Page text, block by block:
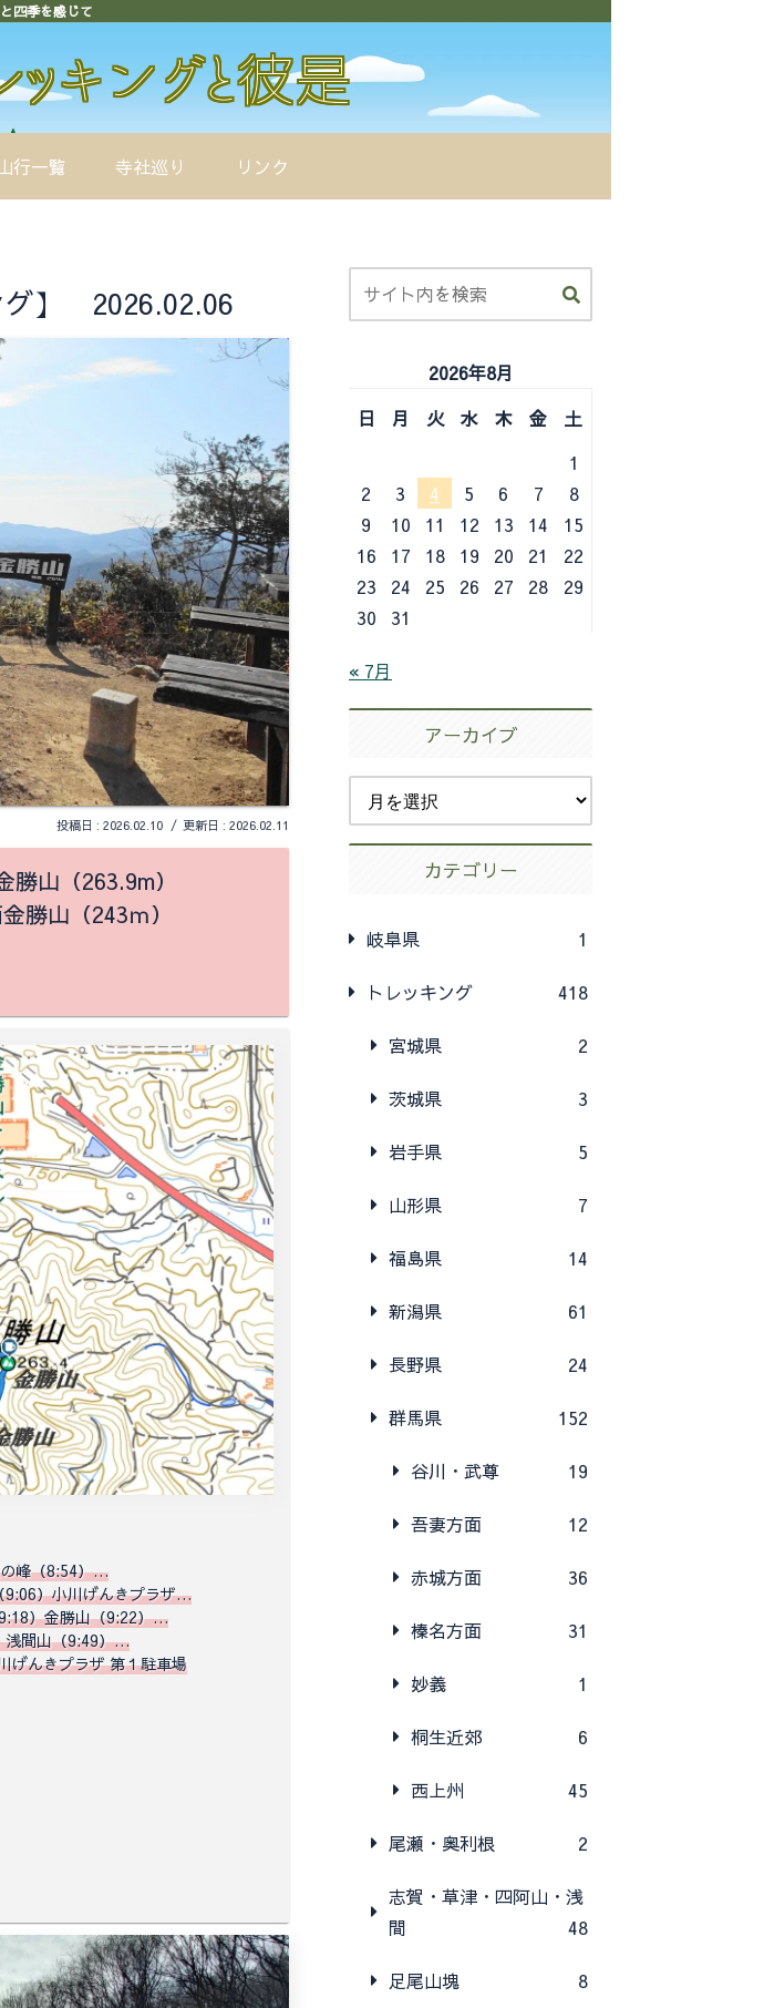
四季を感じて
行一覧 寺社巡り リンク
グ】 2026.02.06
2026.02.10 2026.02.11
山（263.9m）
山（243ｍ）
峰（8:54）…
9:06）小川げんきプラザ…
）金勝山（9:22）…
浅間山（9:49）…
げんきプラザ 第１駐車場
2026年8月
日
月 火 水 木 金
土
1
2
3 4 5 6 7
8
9
10 11 12 13 14
15
16
17 18 19 20 21
22
23
24 25 26 27 28
29
30
31
« 7月
アーカイブ
カテゴリー
岐阜県 1
トレッキング 418
宮城県 2
茨城県 3
岩手県 5
山形県 7
福島県 14
新潟県 61
長野県 24
群馬県 152
谷川・武尊 19
吾妻方面 12
赤城方面 36
榛名方面 31
妙義 1
桐生近郊 6
西上州 45
尾瀬・奥利根 2
志賀・草津・四阿山・浅
間
48
足尾山塊 8